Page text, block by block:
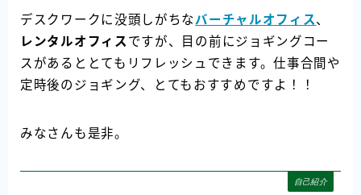
デスクワークに没頭しがちなバーチャルオフィス、
レンタルオフィス ですが、目の前にジョギングコー
スがあるととてもリフレッシュできます。仕事合間や
定時後のジョギング、とてもおすすめですよ！！
みなさんも是非。
自己紹介